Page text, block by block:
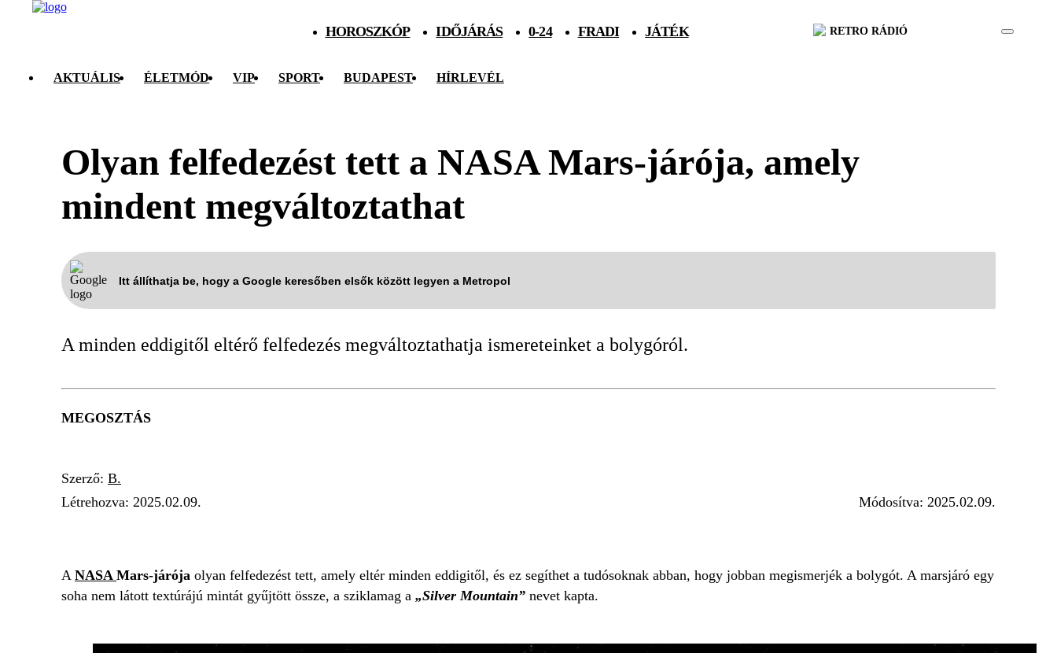
HOROSZKÓP IDŐJÁRÁS 0-24 FRADI JÁTÉK RETRO RÁDIÓ
AKTUÁLIS ÉLETMÓD VIP SPORT BUDAPEST HÍRLEVÉL
Olyan felfedezést tett a NASA Mars-járója, amely
mindent megváltoztathat
Itt állíthatja be, hogy a Google keresőben elsők között legyen a Metropol
A minden eddigitől eltérő felfedezés megváltoztathatja ismereteinket a bolygóról.
MEGOSZTÁS
Szerző: B.
Létrehozva: 2025.02.09. Módosítva: 2025.02.09.
A NASA Mars-járója olyan felfedezést tett, amely eltér minden eddigitől, és ez segíthet a tudósoknak abban, hogy jobban megismerjék a bolygót. A marsjáró egy
soha nem látott textúrájú mintát gyűjtött össze, a sziklamag a „Silver Mountain” nevet kapta.